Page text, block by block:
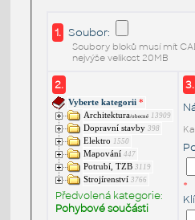
1. Soubor:
Soubory bloků musí mít
nejvýše velikost 20MB
2.
Vyberte kategorii *
Architektura/obecné 13909
Dopravní stavby 398
Elektro 1550
Mapování 447
Potrubí, TZB 3119
Strojírenství 3766
Předvolená kategorie:
Pohybové součásti
3.
*